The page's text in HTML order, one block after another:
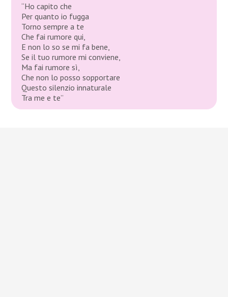
“Ho capito che
Per quanto io fugga
Torno sempre a te
Che fai rumore qui,
E non lo so se mi fa bene,
Se il tuo rumore mi conviene,
Ma fai rumore sì,
Che non lo posso sopportare
Questo silenzio innaturale
Tra me e te”